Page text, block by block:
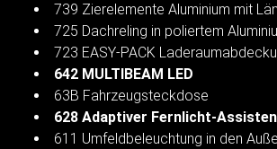
739 Zierelemente Aluminium mit
725 Dachreling in poliertem
723 EASY-PACK
642 MULTIBEAM LED
63B Fahrzeugsteckdose
628 Adaptiver Fernlicht-
611 Umfeldbeleuchtung in den